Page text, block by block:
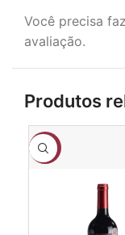
Você precisa
avaliação.
Produtos
-18%